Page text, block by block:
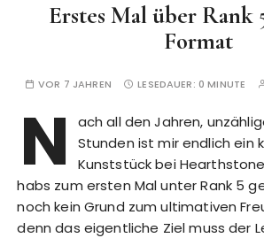
Erstes Mal über Rank
Format
VOR 7 JAHREN LESEDAUER: 0 MINUTE
N
ach all den Jahren,
Stunden ist mir endlich ein
Kunststück bei
habs zum ersten Mal unter Rank 5
noch kein Grund zum ultimativen
denn das eigentliche Ziel muss der